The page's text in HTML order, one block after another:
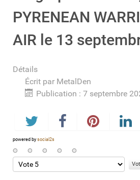
PYRENEAN
AIR le 13
Détails
Écrit par MetalDen
Publication : 7 septembre
powered by social2s
Veuillez
voter